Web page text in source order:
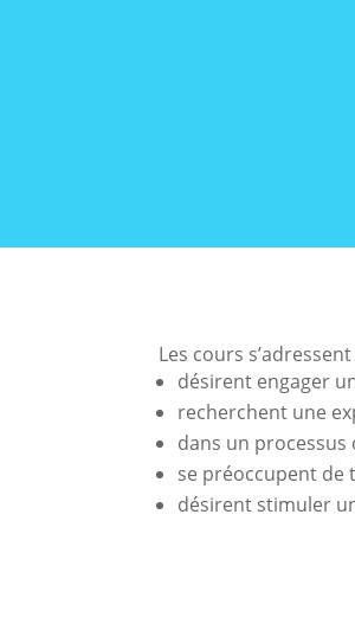
Les cours
désirent engager
recherchent une
dans un
se préoccupent de
désirent stimuler